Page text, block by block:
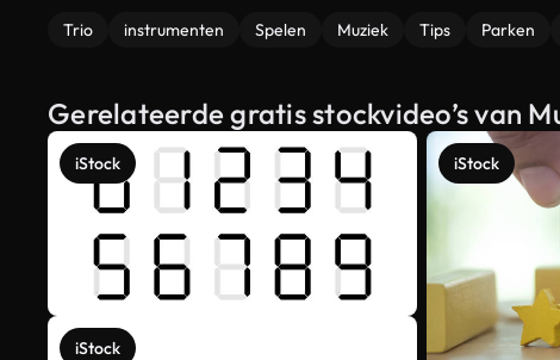
Trio instrumenten Spelen Muziek Tips Parken
Gerelateerde gratis stockvideo’s van
iStock
iStock
iStock